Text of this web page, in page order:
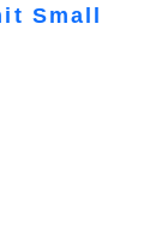
Small